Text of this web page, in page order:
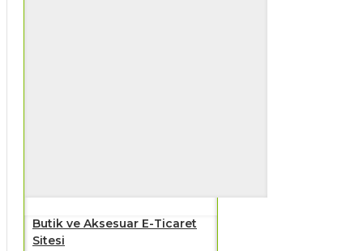
Butik ve Aksesuar E-Ticaret
Sitesi